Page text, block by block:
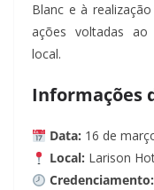
Blanc e à
ações voltadas
local.
Informações
Data: 16 de
Local: Larison
Credenciamento: